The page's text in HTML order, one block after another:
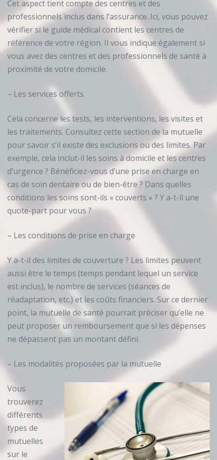
Cet aspect tient compte des centres et des
professionnels inclus dans l’assurance. Ici, vous pouvez
vérifier si le guide médical contient les centres de
référence de votre région. Il vous indique également si
vous avez des centres et des professionnels de santé à
proximité de votre domicile.
– Les services offerts
Cela concerne les tests, les interventions, les visites et
les traitements. Consultez cette section de la mutuelle
pour savoir s’il existe des exclusions ou des limites. Par
exemple, cela inclut-il les soins à domicile et les centres
d’urgence ? Bénéficiez-vous d’une prise en charge en
cas de soin dentaire ou de bien-être ? Dans quelles
conditions les soins sont-ils « couverts » ? Y a-t-il une
quote-part pour vous ?
– Les conditions de prise en charge
Y a-t-il des limites de couverture ? Les limites peuvent
aussi être le temps (temps pendant lequel un service
est inclus), le nombre de services (séances de
réadaptation, etc.) et les coûts financiers. Sur ce dernier
point, la mutuelle de santé pourrait préciser qu’elle ne
peut proposer un remboursement que si les dépenses
ne dépassent pas un montant défini.
– Les modalités proposées par la mutuelle
Vous
trouverez
différents
types de
mutuelles
sur le